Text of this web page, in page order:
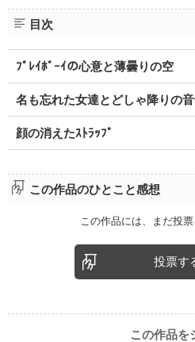
目次
ﾌﾟﾚｲﾎﾞｰｲの心意と薄曇りの空
名も忘れた女達とどしゃ降りの
顔の消えたｽﾄﾗｯﾌﾟ
この作品のひとこと感想
この作品には、まだ投票
投票す
この作品を